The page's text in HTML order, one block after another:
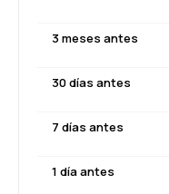
3 meses antes
30 días antes
7 días antes
1 día antes